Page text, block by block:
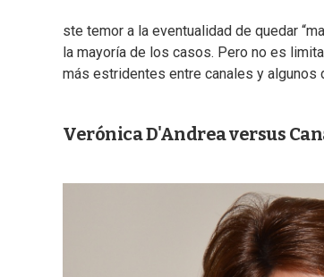
ste temor a la eventualidad de quedar
la mayoría de los casos. Pero no es
más estridentes entre canales y algunos
Verónica D'Andrea versus